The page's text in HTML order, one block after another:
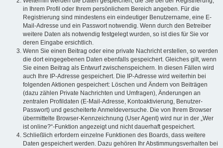
in Ihrem Profil oder Ihrem persönlichem Bereich angeben. Für die
Registrierung sind mindestens ein eindeutiger Benutzername, eine E-
Mail-Adresse und ein Passwort notwendig. Wenn durch den Betreiber
weitere Daten als notwendig festgelegt wurden, so ist dies für Sie vor
deren Eingabe ersichtlich.
Wenn Sie einen Beitrag oder eine private Nachricht erstellen, so werden
die dort eingegebenen Daten ebenfalls gespeichert. Gleiches gilt, wenn
Sie einen Beitrag als Entwurf zwischenspeichern. In diesen Fällen wird
auch Ihre IP-Adresse gespeichert. Die IP-Adresse wird weiterhin bei
folgenden Aktionen gespeichert: Löschen und Ändern von Beiträgen
(dazu zählen Private Nachrichten und Umfragen), Änderungen an
zentralen Profildaten (E-Mail-Adresse, Kontoaktivierung, Benutzer-
Passwort) und gescheiterte Anmeldeversuche. Die von Ihrem Browser
übermittelte Browser-Kennzeichnung (User Agent) wird nur in der „Wer
ist online?“-Funktion angezeigt und nicht dauerhaft gespeichert.
Schließlich erfordern einzelne Funktionen des Boards, dass weitere
Daten gespeichert werden. Dazu gehören Ihr Abstimmungsverhalten bei